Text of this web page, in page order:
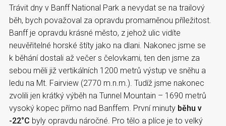
Trávit dny v Banff National Park a nevydat se na trailový
běh, bych považoval za opravdu promarněnou příležitost.
Banff je opravdu krásné město, z jehož ulic vidíte
neuvěřitelné horské štíty jako na dlani. Nakonec jsme se
k běhání dostali až večer s čelovkami, ten den jsme za
sebou měli již vertikálních 1200 metrů výstup ve sněhu a
ledu na Mt. Fairview (2770 m.n.m.). Tudíž jsme nakonec
zvolili jen krátký výběh na Tunnel Mountain – 1690 metrů
vysoký kopec přímo nad Banffem. První minuty běhu v
-22°C byly opravdu náročné. Pro tělo a plíce je to velký